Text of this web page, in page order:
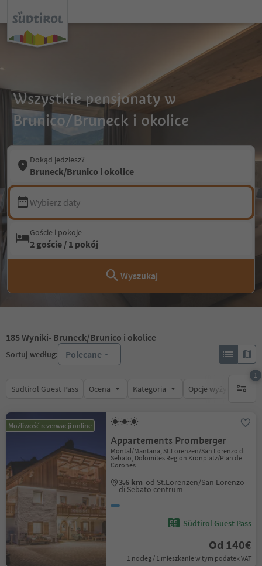
Wszystkie pensjonaty w
Brunico/Bruneck i okolice
Dokąd jedziesz?
Bruneck/Brunico i okolice
Wybierz daty
Goście i pokoje
2 goście / 1 pokój
Wyszukaj
185Wyniki- Bruneck/Brunico i okolice
Sortuj według: Polecane
Südtirol Guest Pass Ocena Kategoria Opcje wyżywienia
1
1
Możliwość rezerwacji online
Appartements Promberger
Montal/Mantana, St.Lorenzen/San Lorenzo di
Sebato, Dolomites Region Kronplatz/Plan de
Corones
3.6 km od St.Lorenzen/San Lorenzo
di Sebato centrum
Südtirol Guest Pass
Od 140€
1 nocleg / 1 mieszkanie w tym podatek VAT